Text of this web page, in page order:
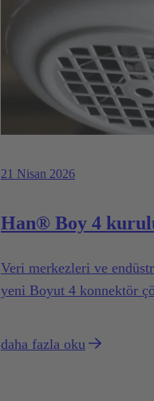
21 Nisan 2026
Han® Boy 4
Veri merkezleri ve
yeni Boyut 4 konnektör
daha fazla oku